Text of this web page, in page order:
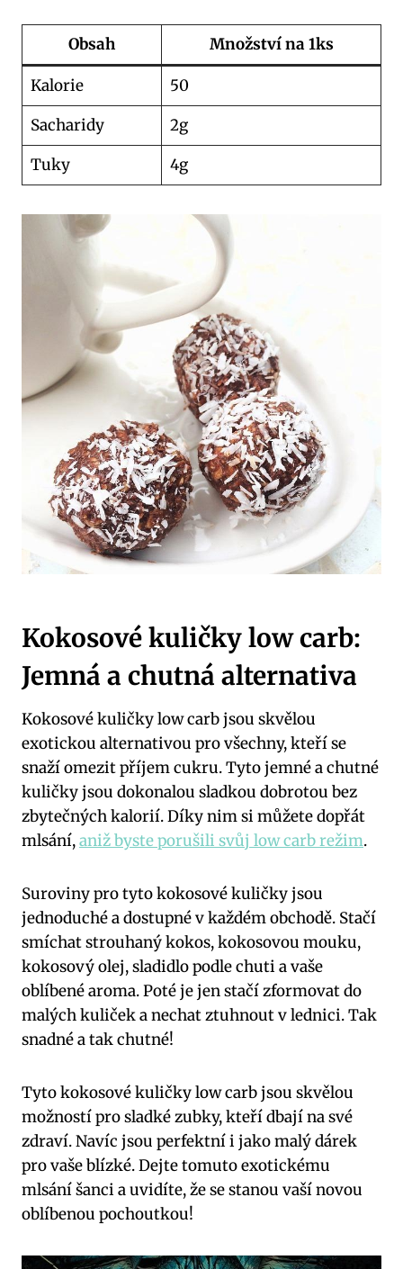
Obsah Množství na 1ks
Kalorie
50
Sacharidy
2g
Tuky
4g
Kokosové kuličky low carb:
Jemná a chutná alternativa
Kokosové kuličky low carb jsou skvělou
exotickou alternativou pro všechny, kteří se
snaží omezit příjem cukru. Tyto jemné a chutné
kuličky jsou dokonalou sladkou dobrotou bez
zbytečných kalorií. Díky nim si můžete dopřát
mlsání,aniž byste porušili svůj low carb režim.
Suroviny pro tyto kokosové kuličky jsou
jednoduché a dostupné v každém obchodě. Stačí
smíchat strouhaný kokos, kokosovou mouku,
kokosový olej, sladidlo podle chuti a vaše
oblíbené aroma. Poté je jen stačí zformovat do
malých kuliček a nechat ztuhnout v lednici. Tak
snadné a tak chutné!
Tyto kokosové kuličky low carb jsou skvělou
možností pro sladké zubky, kteří dbají na své
zdraví. Navíc jsou perfektní i jako malý dárek
pro vaše blízké. Dejte tomuto exotickému
mlsání šanci a uvidíte, že se stanou vaší novou
oblíbenou pochoutkou!